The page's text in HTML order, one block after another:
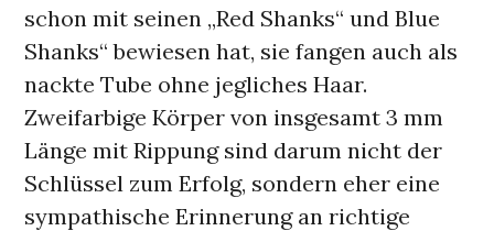
schon mit seinen „Red Shanks“ und Blue
Shanks“ bewiesen hat, sie fangen auch als
nackte Tube ohne jegliches Haar.
Zweifarbige Körper von insgesamt 3 mm
Länge mit Rippung sind darum nicht der
Schlüssel zum Erfolg, sondern eher eine
sympathische Erinnerung an richtige